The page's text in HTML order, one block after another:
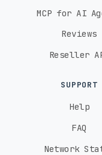
MCP for AI
Reviews
Reseller
SUPPORT
Help
FAQ
Network